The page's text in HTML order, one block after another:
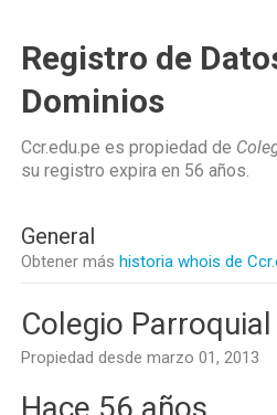
Registro de
Dominios
Ccr.edu.pe es propiedad de
su registro expira en 56 años.
General
Obtener más historia whois de
Colegio
Propiedad desde marzo 01, 2013